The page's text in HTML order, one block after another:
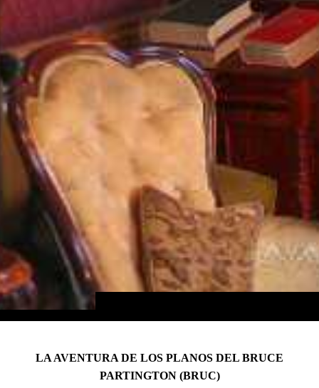
LA AVENTURA DE LOS PLANOS DEL BRUCE
PARTINGTON (BRUC)